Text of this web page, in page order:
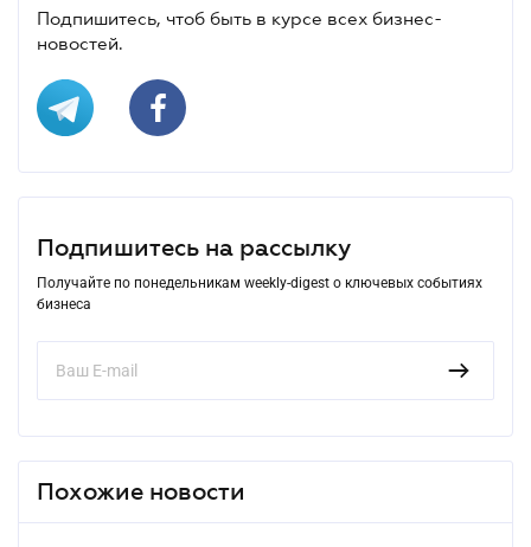
Подпишитесь, чтоб быть в курсе всех бизнес-
новостей.
Подпишитесь на рассылку
Получайте по понедельникам weekly-digest о ключевых событиях
бизнеса
Похожие новости